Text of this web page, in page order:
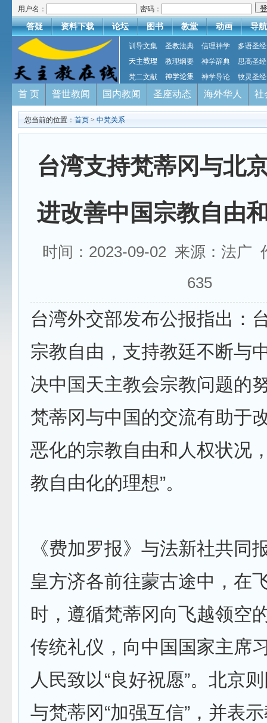
用户名： 密码：
答疑 资料下载 论坛 图书 教堂 动画 导航
训导文集 圣教法典 信理神学
多语圣经
天主教理
教理纲要 神学辞典
思高圣经
梵二文献
神学论集 神学导论 牧灵圣经
首 页 普世教闻 国内教闻 圣座动态 海外华人 社
您当前的位置： 首页 > 中梵关系
台湾支持梵蒂冈与北
进改善中国宗教自由
时间：2023-09-02 来源：法广
635
台湾外交部发布公报指出：
宗教自由，支持教廷不断与
决中国天主教会宗教问题的
梵蒂冈与中国的交流有助于
恶化的宗教自由和人权状况
教自由化的理想”。
《费加罗报》与法新社共同
皇方济各前往蒙古途中，在
时，遵循梵蒂冈向飞越领空
传统礼仪，向中国国家主席
人民致以“良好祝愿”。北京
与梵蒂冈“加强互信”，并表